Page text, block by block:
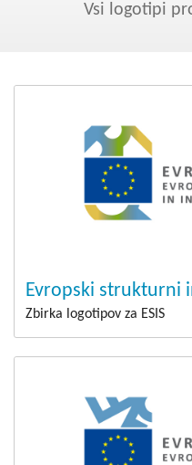
Kohezija do 2020
Seznam projektov
Vsi logotipi
Evropski strukturni
Zbirka logotipov za ESIS